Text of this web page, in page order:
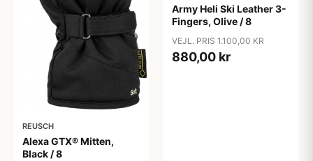
REUSCH
Alexa GTX® Mitten,
Black / 8
Army Heli Ski Leather 3-
Fingers, Olive / 8
VEJL. PRIS 1.100,00 KR
880,00 kr